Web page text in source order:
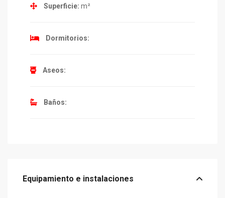
Superficie: m²
Dormitorios:
Aseos:
Baños:
Equipamiento e instalaciones